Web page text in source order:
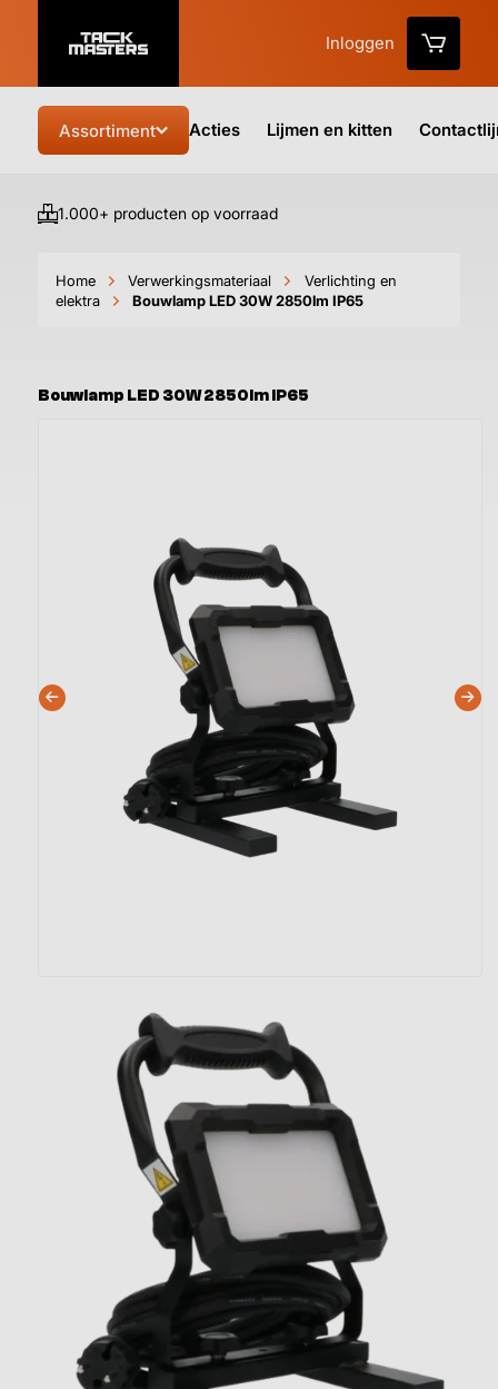
Inloggen
Assortiment Acties Lijmen en kitten
1.000+ producten op voorraad
Home Verwerkingsmateriaal
Verlichting en
elektra
Bouwlamp LED 30W 2850lm IP65
Bouwlamp LED 30W 2850lm IP65